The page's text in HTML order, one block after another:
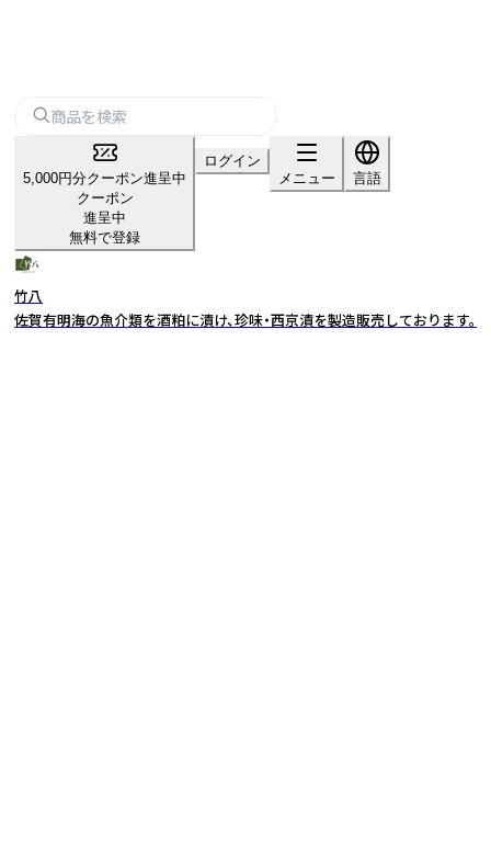
5,000円分クーポン進呈中
クーポン
進呈中
無料で登録
ログイン
メニュー
言語
竹八
佐賀有明海の魚介類を酒粕に漬け、珍味・西京漬を製造販売しております。